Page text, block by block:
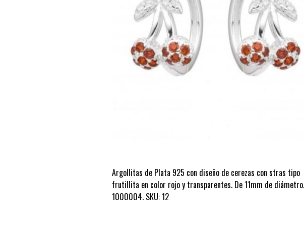
Argollitas de Plata 925 con diseño de cerezas con stras tipo
frutillita en color rojo y transparentes. De 11mm de
1000004. SKU: 12